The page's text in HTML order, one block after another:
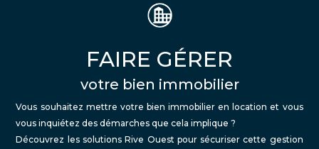
FAIRE GÉRER
votre bien immobilier
Vous souhaitez mettre votre bien immobilier en location et vous
vous inquiétez des démarches que cela implique ?
Découvrez les solutions Rive Ouest pour sécuriser cette gestion